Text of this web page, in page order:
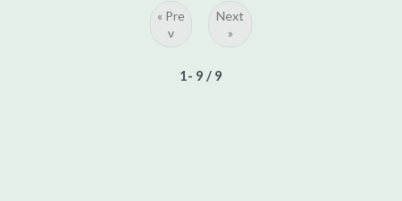
« Pre
v
Next
»
1- 9 / 9